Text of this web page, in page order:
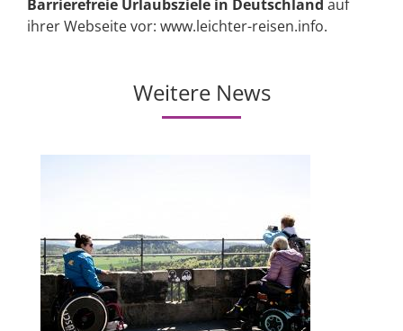
Barrierefreie Urlaubsziele in Deutschland auf
ihrer Webseite vor: www.leichter-reisen.info.
Weitere News